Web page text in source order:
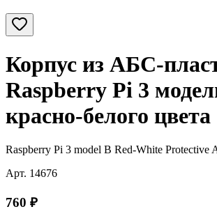
Корпус из АБС-
Raspberry Pi 3
красно-белого цвета
Raspberry Pi 3 model B Red-White Protective
Арт. 14676
760 ₽